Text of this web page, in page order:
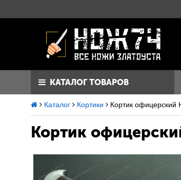
КАТАЛОГ ТОВАРОВ
Каталог Кортики Кортик
Кортик